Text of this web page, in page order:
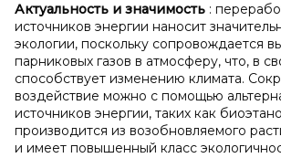
Актуальность и значимость :
источников энергии наносит
экологии, поскольку сопровождается
парниковых газов в атмосферу, что, в
способствует изменению климата.
воздействие можно с помощью
источников энергии, таких как
производится из возобновляемого
и имеет повышенный класс